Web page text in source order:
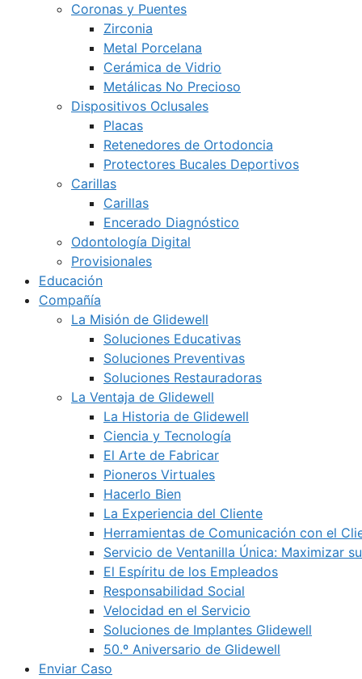
Coronas y Puentes
Zirconia
Metal Porcelana
Cerámica de Vidrio
Metálicas No Precioso
Dispositivos Oclusales
Placas
Retenedores de Ortodoncia
Protectores Bucales Deportivos
Carillas
Carillas
Encerado Diagnóstico
Odontología Digital
Provisionales
Educación
Compañía
La Misión de Glidewell
Soluciones Educativas
Soluciones Preventivas
Soluciones Restauradoras
La Ventaja de Glidewell
La Historia de Glidewell
Ciencia y Tecnología
El Arte de Fabricar
Pioneros Virtuales
Hacerlo Bien
La Experiencia del Cliente
Herramientas de Comunicación con el
Servicio de Ventanilla Única: Maximizar
El Espíritu de los Empleados
Responsabilidad Social
Velocidad en el Servicio
Soluciones de Implantes Glidewell
50.º Aniversario de Glidewell
Enviar Caso